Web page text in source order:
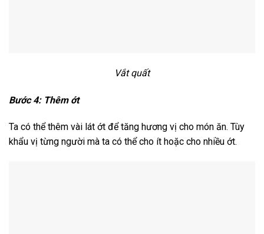
Vắt quất
Bước 4: Thêm ớt
Ta có thể thêm vài lát ớt để tăng hương vị cho món ăn. Tùy
khẩu vị từng người mà ta có thể cho ít hoặc cho nhiều ớt.